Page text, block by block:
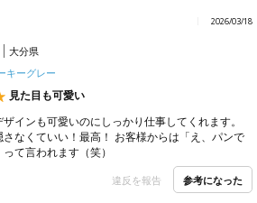
2026/03/18
大分県
キーグレー
見た目も可愛い
インも可愛いのにしっかり仕事してくれます。
なくていい！最高！ お客様からは「え、パンで
て言われます（笑）
違反を報告 参考になった